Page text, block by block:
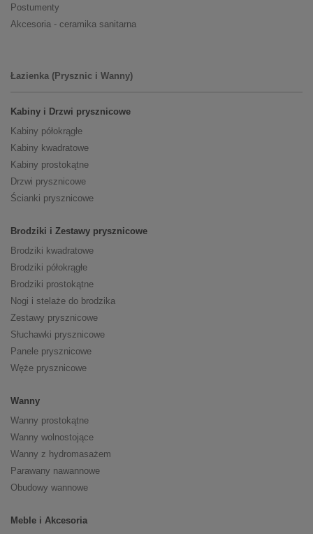
Postumenty
Akcesoria - ceramika sanitarna
Łazienka (Prysznic i Wanny)
Kabiny i Drzwi prysznicowe
Kabiny półokrągłe
Kabiny kwadratowe
Kabiny prostokątne
Drzwi prysznicowe
Ścianki prysznicowe
Brodziki i Zestawy prysznicowe
Brodziki kwadratowe
Brodziki półokrągłe
Brodziki prostokątne
Nogi i stelaże do brodzika
Zestawy prysznicowe
Słuchawki prysznicowe
Panele prysznicowe
Węże prysznicowe
Wanny
Wanny prostokątne
Wanny wolnostojące
Wanny z hydromasażem
Parawany nawannowe
Obudowy wannowe
Meble i Akcesoria